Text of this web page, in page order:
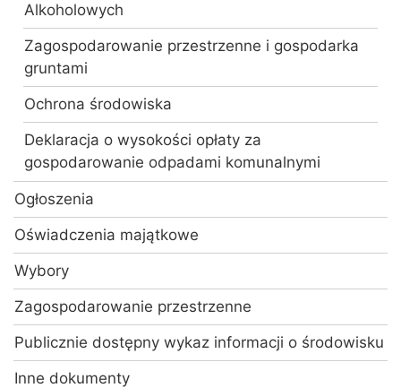
Alkoholowych
Zagospodarowanie przestrzenne i gospodarka
gruntami
Ochrona środowiska
Deklaracja o wysokości opłaty za
gospodarowanie odpadami komunalnymi
Ogłoszenia
Oświadczenia majątkowe
Wybory
Zagospodarowanie przestrzenne
Publicznie dostępny wykaz informacji o środowisku
Inne dokumenty